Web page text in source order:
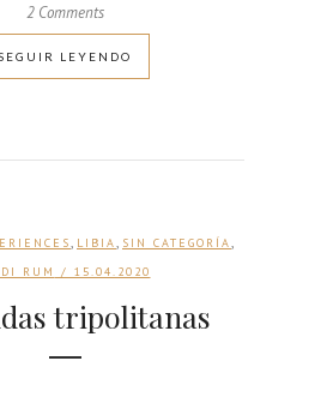
2 Comments
LEYENDO
, LIBIA, SIN CATEGORÍA,
RUM / 15.04.2020
tripolitanas